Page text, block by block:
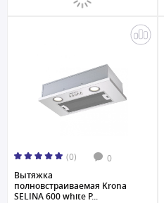
(0) 0
Вытяжка
полновстраиваемая Krona
SELINA 600 white P...